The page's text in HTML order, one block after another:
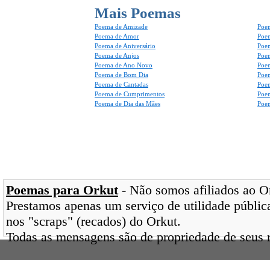
Mais Poemas
Poema de Amizade
Poema de Amor
Poema de Aniversário
Poema de Anjos
Poema de Ano Novo
Poema de Bom Dia
Poema de Cantadas
Poema de Cumprimentos
Poema de Dia das Mães
Poemas para Orkut- Não somos afiliados ao
Prestamos apenas um serviço de utilidade
nos "scraps" (recados) do Orkut.
Todas as mensagens são de propriedade de